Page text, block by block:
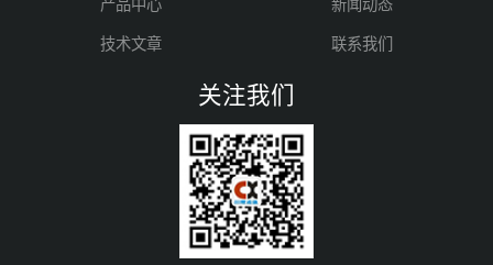
产品中心 新闻动态
技术文章 联系我们
关注我们